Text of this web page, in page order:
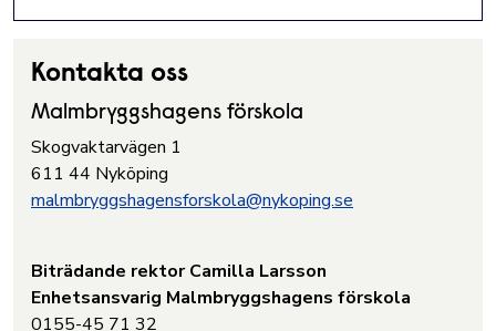
Kontakta oss
Malmbryggshagens förskola
Skogvaktarvägen 1
611 44 Nyköping
malmbryggshagensforskola@nykoping.se
Biträdande rektor Camilla Larsson
Enhetsansvarig Malmbryggshagens förskola
0155-45 71 32